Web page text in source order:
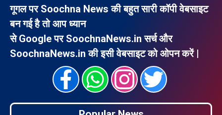
गूगल पर Soochna News की बहुत सारी कॉपी वेबसाइट
बन गई है तो आप ध्यान
से Google पर SoochnaNews.in सर्च और
SoochnaNews.in की इसी वेबसाइट को ओपन करें |